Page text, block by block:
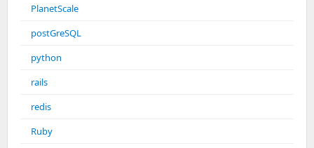
PlanetScale
postGreSQL
python
rails
redis
Ruby